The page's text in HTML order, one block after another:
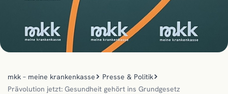
mkk – meine krankenkasse
Presse & Politik
Prävolution jetzt: Gesundheit gehört ins Grundgesetz